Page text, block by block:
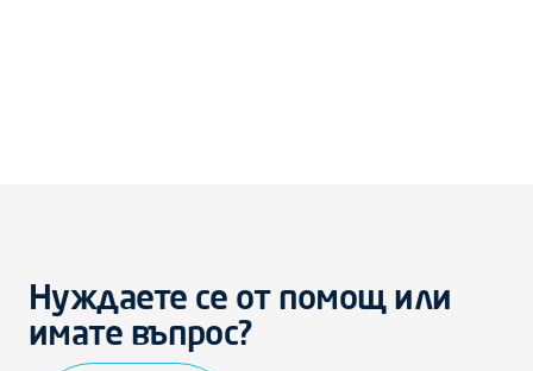
Нуждаете се от помощ или
имате въпрос?